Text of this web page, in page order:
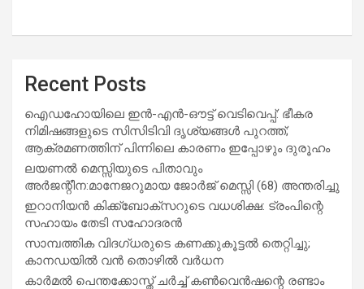
Recent Posts
ഐഡഹോയിലെ ഇൻ-എൻ-ഔട്ട് വെടിവെപ്പ്: ഭീകര
നിമിഷങ്ങളുടെ സിസിടിവി ദൃശ്യങ്ങൾ പുറത്ത്;
ആക്രമണത്തിന് പിന്നിലെ കാരണം ഇപ്പോഴും ദുരൂഹം
ലയണൽ മെസ്സിയുടെ പിതാവും
അർജന്റീന:മാനേജറുമായ ജോർജ് മെസ്സി (68) അന്തരിച്ചു
ഇറാനിയൻ കിക്ക്ബോക്സറുടെ വധശിക്ഷ: ട്രംപിന്റെ
സഹായം തേടി സഹോദരൻ
സാമ്പത്തിക വിദഗ്ധരുടെ കണക്കുകൂട്ടൽ തെറ്റിച്ചു;
കാനഡയിൽ വൻ തൊഴിൽ വർധന
കാർമൽ പെന്തക്കോസ്ത് ചർച്ച് കൺവെൻഷന്റെ രണ്ടാം